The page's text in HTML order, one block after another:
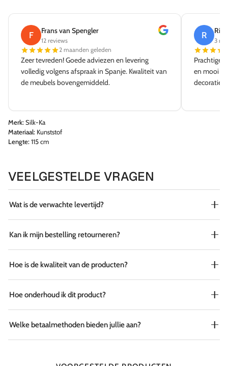
F Frans van Spengler
12 reviews
2 maanden geleden
Zeer tevreden! Goede adviezen en levering
volledig volgens afspraak in Spanje. Kwaliteit van
de meubels bovengemiddeld.
R
3
Prachtige
en mooi
decoratie
Merk:Silk-Ka
Materiaal: Kunststof
Lengte:115 cm
VEELGESTELDE VRAGEN
Wat is de verwachte levertijd?
Kan ik mijn bestelling retourneren?
Hoe is de kwaliteit van de producten?
Hoe onderhoud ik dit product?
Welke betaalmethoden bieden jullie aan?